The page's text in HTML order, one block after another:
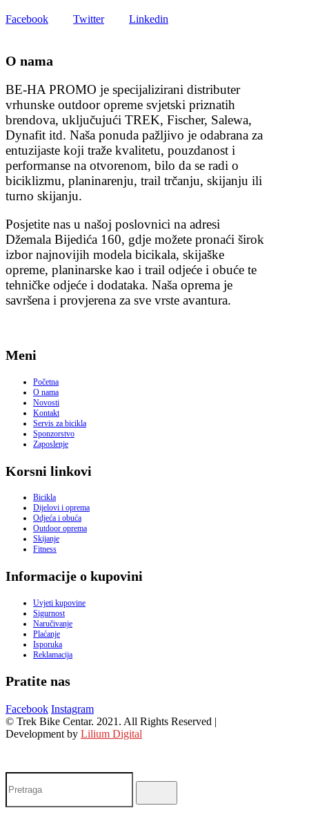
Facebook Twitter Linkedin
O nama
BE-HA PROMO je specijalizirani distributer
vrhunske outdoor opreme svjetski priznatih
brendova, uključujući TREK, Fischer, Salewa,
Dynafit itd. Naša ponuda pažljivo je odabrana za
entuzijaste koji traže kvalitetu, pouzdanost i
performanse na otvorenom, bilo da se radi o
biciklizmu, planinarenju, trail trčanju, skijanju ili
turno skijanju.
Posjetite nas u našoj poslovnici na adresi
Džemala Bijedića 160, gdje možete pronaći širok
izbor najnovijih modela bicikala, skijaške
opreme, planinarske kao i trail odjeće i obuće te
tehničke odjeće i dodataka. Naša oprema je
savršena i provjerena za sve vrste avantura.
Meni
Početna
O nama
Novosti
Kontakt
Servis za bicikla
Sponzorstvo
Zaposlenje
Korsni linkovi
Bicikla
Dijelovi i oprema
Odjeća i obuća
Outdoor oprema
Skijanje
Fitness
Informacije o kupovini
Uvjeti kupovine
Sigurnost
Naručivanje
Plaćanje
Isporuka
Reklamacija
Pratite nas
Facebook Instagram
© Trek Bike Centar. 2021. All Rights Reserved |
Development by Lilium Digital